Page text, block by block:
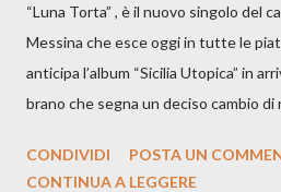
“Luna Torta” , è il nuovo singolo del
Messina che esce oggi in tutte le
anticipa l’album “Sicilia Utopica” in
brano che segna un deciso cambio
testo ibrido tra italiano e siciliano, e
CONDIVIDI
POSTA UN
CONTINUA A LEGGERE